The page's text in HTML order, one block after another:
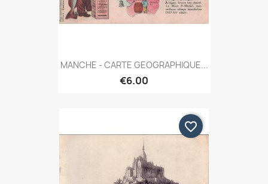
MANCHE - CARTE GEOGRAPHIQUE...
€6.00
favorite_border